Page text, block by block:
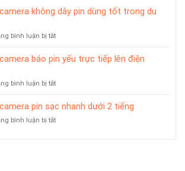
Đà
Chọn
Hiệu
camera
chế
tiết
không dây pin dùng tốt trong du
bình luận bị tắtở
6
camera
dây
dùng
báo pin yếu trực tiếp lên điện
bình luận bị tắtở
8
báo
pin sạc nhanh dưới 2 tiếng
bình luận bị tắtở